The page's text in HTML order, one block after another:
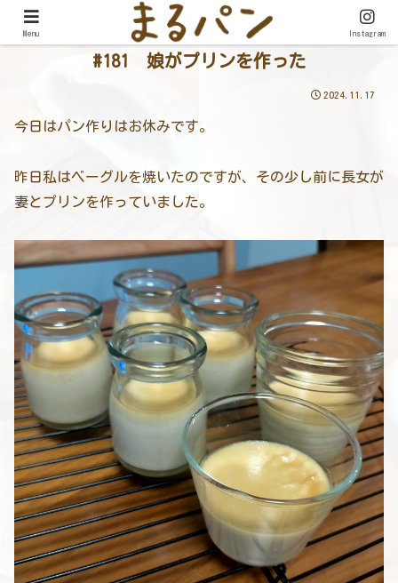
#181 娘がプリンを作った
2024.11.17
今日はパン作りはお休みです。
昨日私はベーグルを焼いたのですが、その少し前に長女が
妻とプリンを作っていました。
Menu Instagram